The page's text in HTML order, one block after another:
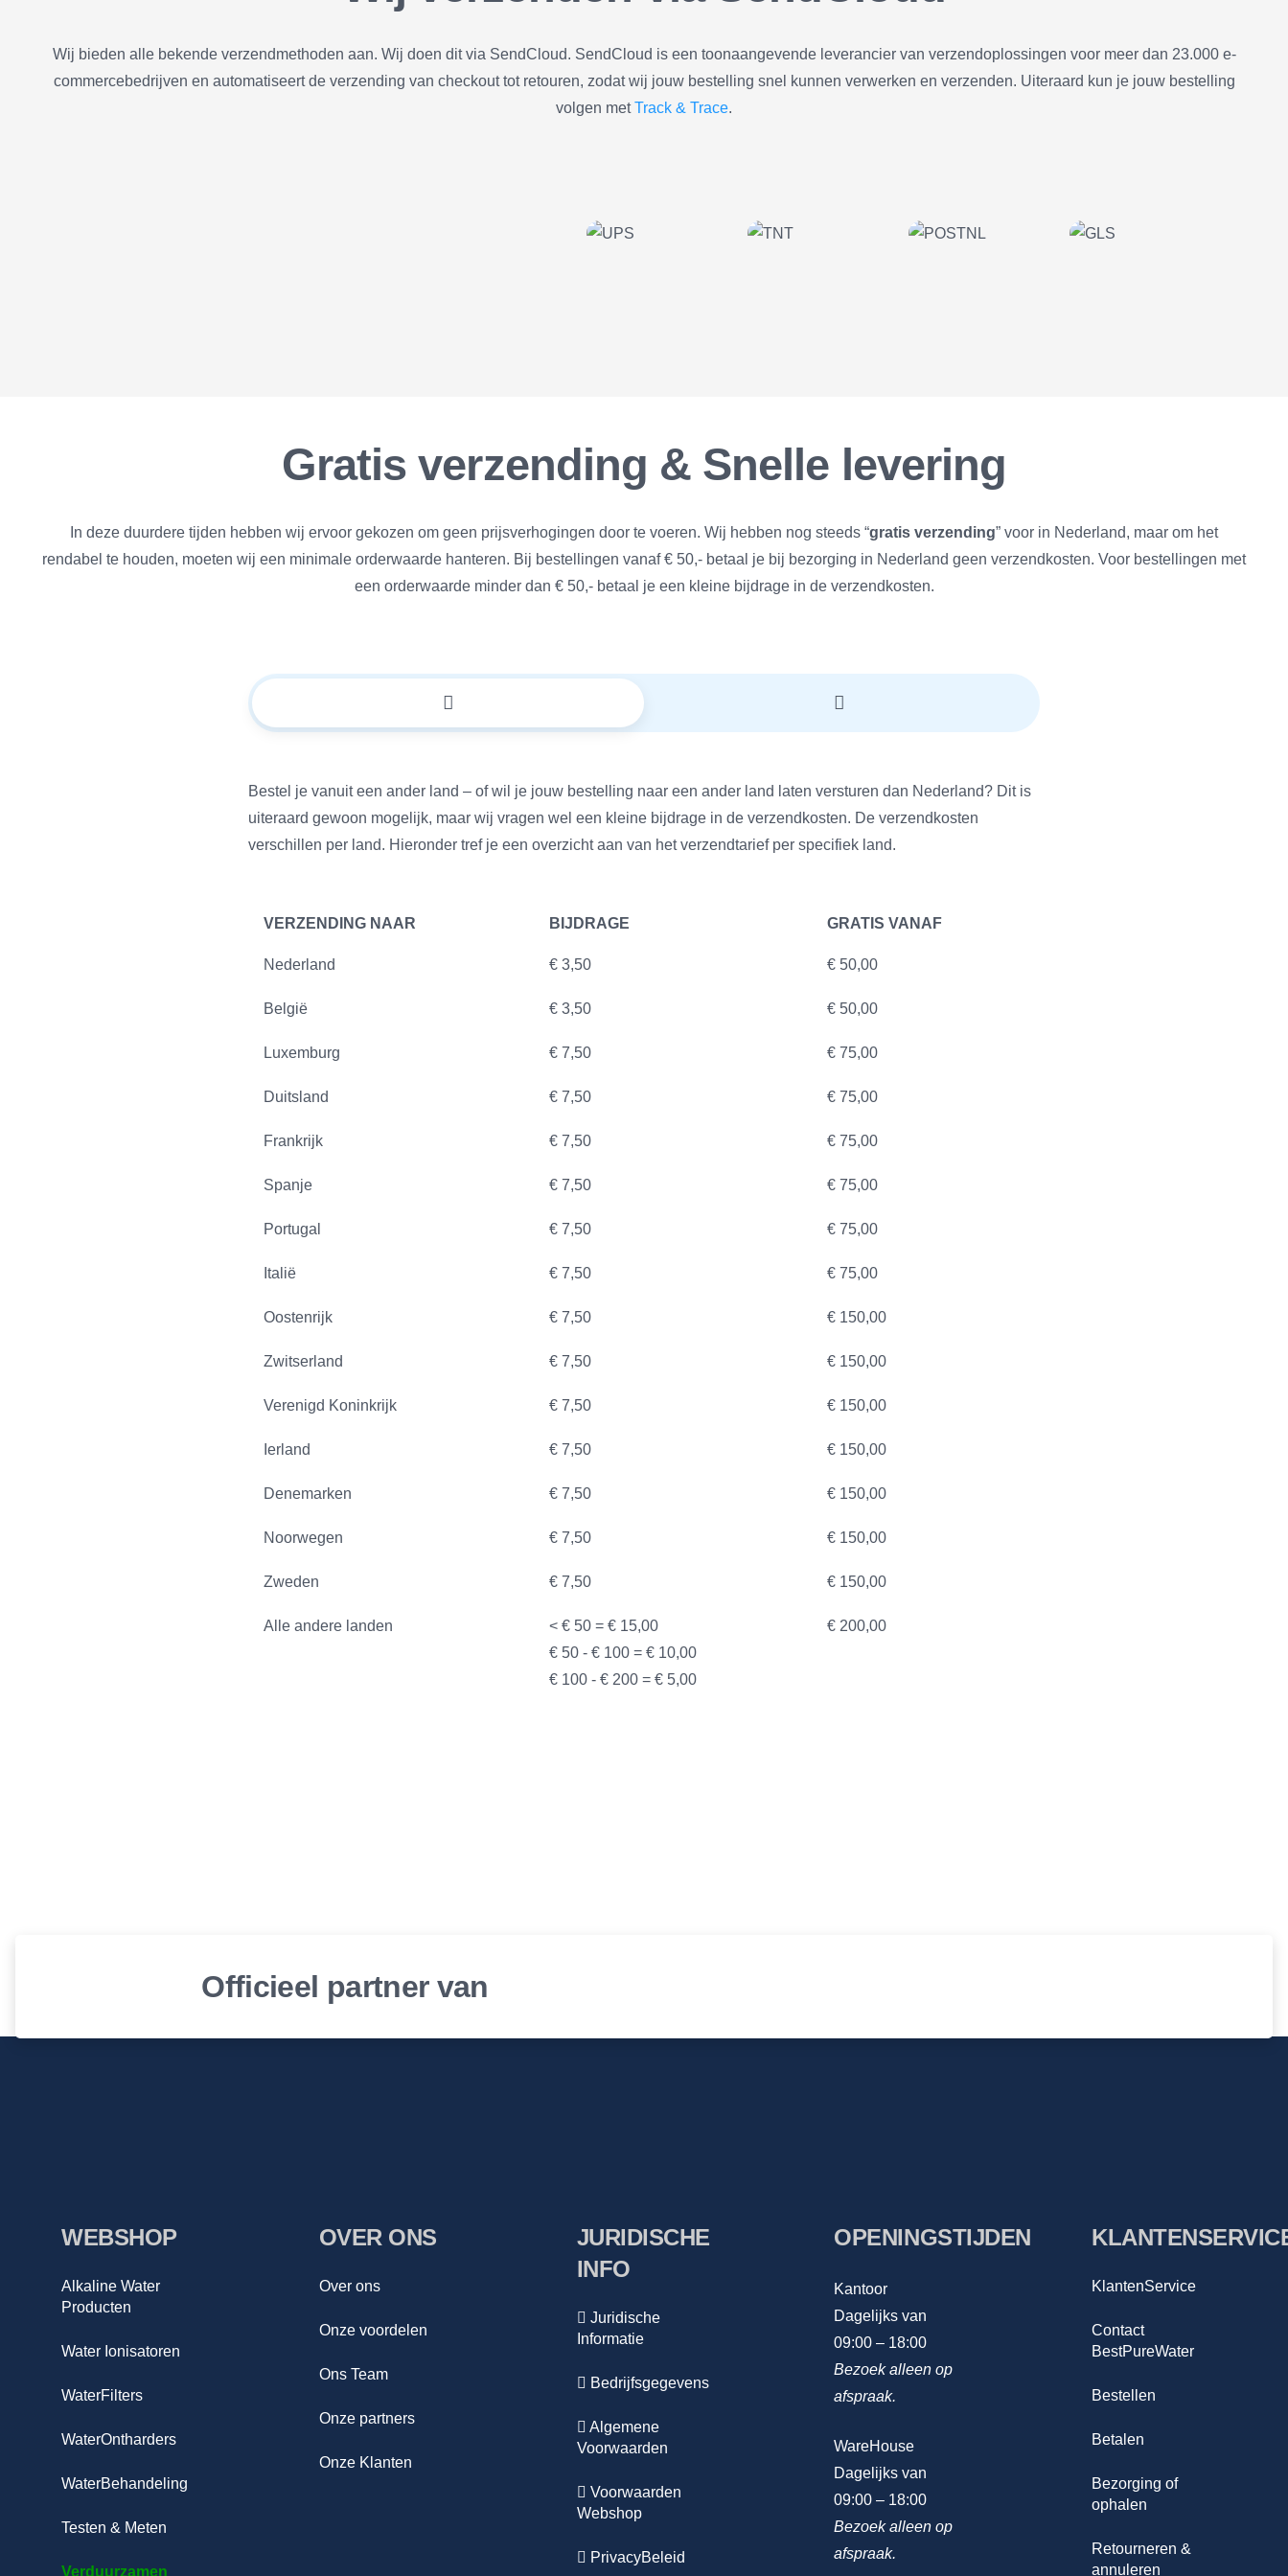
Wij bieden alle bekende verzendmethoden aan. Wij doen dit via SendCloud. SendCloud is een toonaangevende leverancier van verzendoplossingen voor meer dan 23.000 e-
commercebedrijven en automatiseert de verzending van checkout tot retouren, zodat wij jouw bestelling snel kunnen verwerken en verzenden. Uiteraard kun je jouw bestelling
volgen metTrack & Trace.
Gratis verzending & Snelle levering
In deze duurdere tijden hebben wij ervoor gekozen om geen prijsverhogingen door te voeren. Wij hebben nog steeds “gratis verzending” voor in Nederland, maar om het
rendabel te houden, moeten wij een minimale orderwaarde hanteren. Bij bestellingen vanaf € 50,- betaal je bij bezorging in Nederland geen verzendkosten. Voor bestellingen met
een orderwaarde minder dan € 50,- betaal je een kleine bijdrage in de verzendkosten.
Bestel je vanuit een ander land – of wil je jouw bestelling naar een ander land laten versturen dan Nederland? Dit is
uiteraard gewoon mogelijk, maar wij vragen wel een kleine bijdrage in de verzendkosten. De verzendkosten
verschillen per land. Hieronder tref je een overzicht aan van het verzendtarief per specifiek land.
VERZENDING NAAR BIJDRAGE GRATIS VANAF
Nederland € 3,50 € 50,00
België € 3,50 € 50,00
Luxemburg € 7,50 € 75,00
Duitsland € 7,50 € 75,00
Frankrijk € 7,50 € 75,00
Spanje € 7,50 € 75,00
Portugal € 7,50 € 75,00
Italië € 7,50 € 75,00
Oostenrijk € 7,50 € 150,00
Zwitserland € 7,50 € 150,00
Verenigd Koninkrijk € 7,50 € 150,00
Ierland € 7,50 € 150,00
Denemarken € 7,50 € 150,00
Noorwegen € 7,50 € 150,00
Zweden € 7,50 € 150,00
Alle andere landen
< € 50 = € 15,00
€ 50 - € 100 = € 10,00
€ 100 - € 200 = € 5,00
€ 200,00
Officieel partner van
WEBSHOP
Alkaline Water
Producten
Water Ionisatoren
WaterFilters
WaterOntharders
WaterBehandeling
Testen & Meten
Verduurzamen
OVER ONS
Over ons
Onze voordelen
Ons Team
Onze partners
Onze Klanten
JURIDISCHE
INFO
Juridische
Informatie
Bedrijfsgegevens
Algemene
Voorwaarden
Voorwaarden
Webshop
PrivacyBeleid
OPENINGSTIJDEN
Kantoor
Dagelijks van
09:00 – 18:00
Bezoek alleen op
afspraak.
WareHouse
Dagelijks van
09:00 – 18:00
Bezoek alleen op
afspraak.
KlantenService
Contact
BestPureWater
Bestellen
Betalen
Bezorging of
ophalen
Retourneren &
annuleren